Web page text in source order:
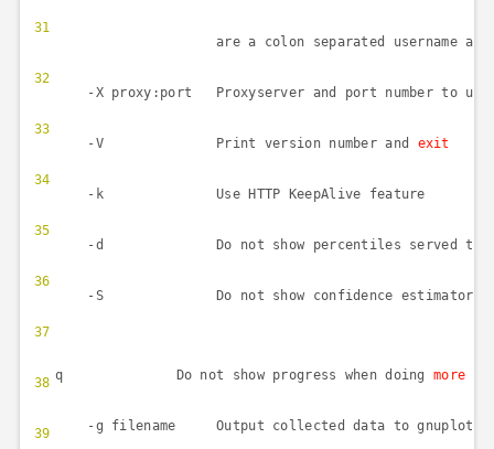
31
32
33
34
35
36
37
38
39
are a colon separated username and
-X proxy:port Proxyserver and port number to
-V Print version number and exit
-k Use HTTP KeepAlive feature
-d Do not show percentiles served
-S Do not show confidence estimators
q Do not show progress when doingmore
-g filename Output collected data to gnuplot